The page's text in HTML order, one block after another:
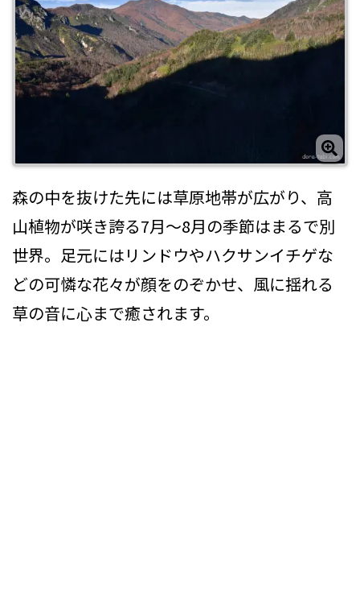
森の中を抜けた先には草原地帯が広がり、高
山植物が咲き誇る7月〜8月の季節はまるで別
世界。足元にはリンドウやハクサンイチゲな
どの可憐な花々が顔をのぞかせ、風に揺れる
草の音に心まで癒されます。